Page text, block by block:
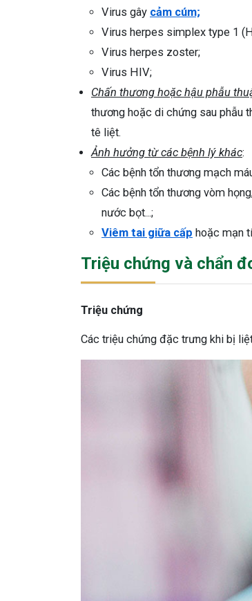
Virus gây cảm cúm;
Virus herpes simplex type 1
Virus herpes zoster;
Virus HIV;
Chấn thương hoặc hậu phẫu
thương hoặc di chứng sau phẫu
tê liệt.
Ảnh hưởng từ các bệnh lý khác:
Các bệnh tổn thương mạch
Các bệnh tổn thương vòm
nước bọt...;
Viêm tai giữa cấp hoặc mạn
Triệu chứng và chẩn
Triệu chứng
Các triệu chứng đặc trưng khi bị